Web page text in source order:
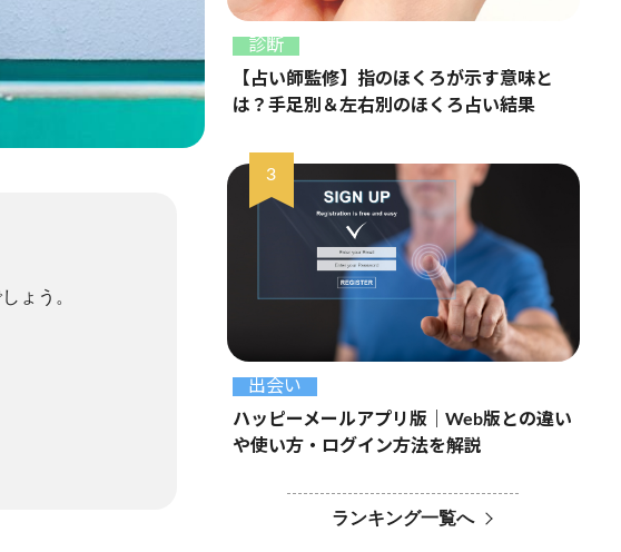
ょう。
診断
【占い師監修】指のほくろが示す意味と
は？手足別＆左右別のほくろ占い結果
出会い
ハッピーメールアプリ版｜Web版との違い
や使い方・ログイン方法を解説
ランキング一覧へ